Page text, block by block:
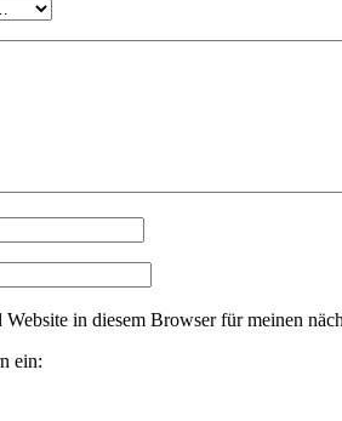
in diesem Browser für meinen
ein: